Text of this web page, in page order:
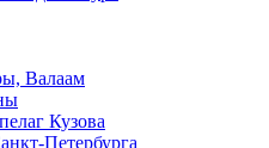
Валаам
Кузова
Петербурга